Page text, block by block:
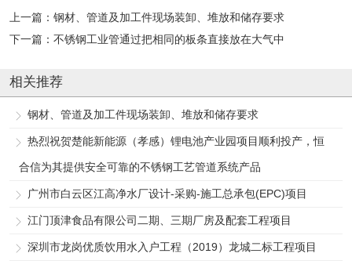
上一篇： 钢材、管道及加工件现场装卸、堆放和储存要求
下一篇： 不锈钢工业管通过把相同的板条直接放在大气中
相关推荐
钢材、管道及加工件现场装卸、堆放和储存要求
热烈祝贺楚能新能源（孝感）锂电池产业园项目顺利投产，恒
合信为其提供安全可靠的不锈钢工艺管道系统产品
广州市白云区江高净水厂设计-采购-施工总承包(EPC)项目
江门顶津食品有限公司二期、三期厂房及配套工程项目
深圳市龙岗优质饮用水入户工程（2019）龙城二标工程项目